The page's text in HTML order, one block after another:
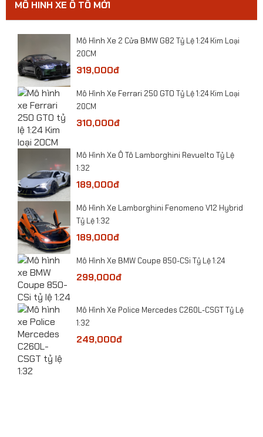
Mô hình xe Tank Mỹ Abrams M1A2 tỷ lệ 1:43
MÔ HINH XE Ô TÔ MỚI
​Mô Hình Xe 2 Cửa BMW G82 Tỷ Lệ 1:24 Kim Loại
20CM
319,000đ
​Mô Hình Xe Ferrari 250 GTO Tỷ Lệ 1:24 Kim Loại
20CM
310,000đ
​Mô Hình Xe Ô Tô Lamborghini Revuelto Tỷ Lệ
1:32
189,000đ
Mô Hình Xe Lamborghini Fenomeno V12 Hybrid
Tỷ Lệ 1:32
189,000đ
Mô Hình Xe BMW Coupe 850-CSi Tỷ Lệ 1:24
299,000đ
​Mô Hình Xe Police Mercedes C260L-CSGT Tỷ Lệ
1:32
249,000đ